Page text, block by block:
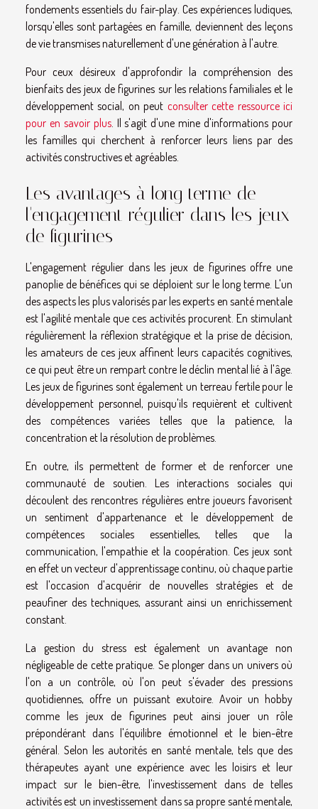
fondements essentiels du fair-play. Ces expériences ludiques,
lorsqu'elles sont partagées en famille, deviennent des leçons
de vie transmises naturellement d'une génération à l'autre.
Pour ceux désireux d'approfondir la compréhension des
bienfaits des jeux de figurines sur les relations familiales et le
développement social, on peut consulter cette ressource ici
pour en savoir plus. Il s'agit d'une mine d'informations pour
les familles qui cherchent à renforcer leurs liens par des
activités constructives et agréables.
Les avantages à long terme de
l'engagement régulier dans les jeux
de figurines
L'engagement régulier dans les jeux de figurines offre une
panoplie de bénéfices qui se déploient sur le long terme. L'un
des aspects les plus valorisés par les experts en santé mentale
est l'agilité mentale que ces activités procurent. En stimulant
régulièrement la réflexion stratégique et la prise de décision,
les amateurs de ces jeux affinent leurs capacités cognitives,
ce qui peut être un rempart contre le déclin mental lié à l'âge.
Les jeux de figurines sont également un terreau fertile pour le
développement personnel, puisqu'ils requièrent et cultivent
des compétences variées telles que la patience, la
concentration et la résolution de problèmes.
En outre, ils permettent de former et de renforcer une
communauté de soutien. Les interactions sociales qui
découlent des rencontres régulières entre joueurs favorisent
un sentiment d'appartenance et le développement de
compétences sociales essentielles, telles que la
communication, l'empathie et la coopération. Ces jeux sont
en effet un vecteur d'apprentissage continu, où chaque partie
est l'occasion d'acquérir de nouvelles stratégies et de
peaufiner des techniques, assurant ainsi un enrichissement
constant.
La gestion du stress est également un avantage non
négligeable de cette pratique. Se plonger dans un univers où
l'on a un contrôle, où l'on peut s'évader des pressions
quotidiennes, offre un puissant exutoire. Avoir un hobby
comme les jeux de figurines peut ainsi jouer un rôle
prépondérant dans l'équilibre émotionnel et le bien-être
général. Selon les autorités en santé mentale, tels que des
thérapeutes ayant une expérience avec les loisirs et leur
impact sur le bien-être, l'investissement dans de telles
activités est un investissement dans sa propre santé mentale,